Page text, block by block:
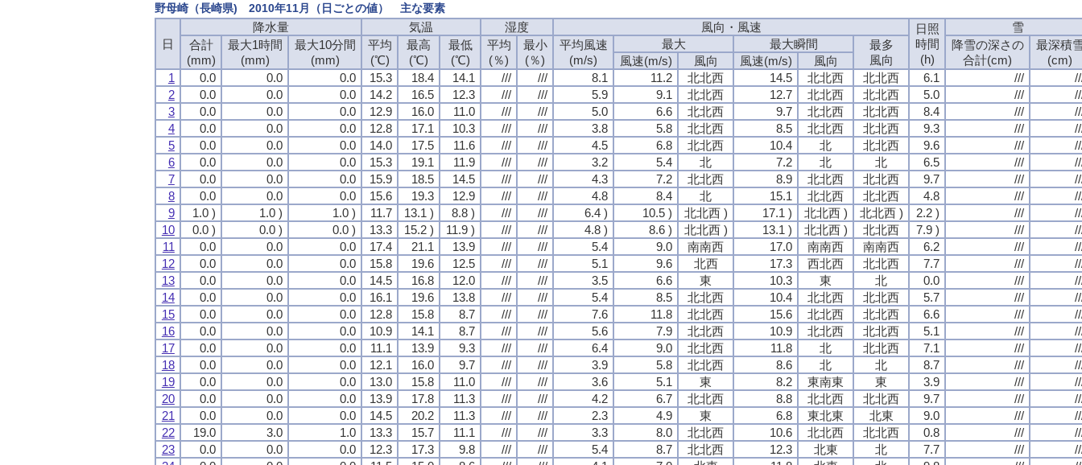
野母崎（長崎県) 2010年11月（日ごとの値） 主な要素
日
降水量 気温 湿度 風向・風速
日照
時間
(h)
雪
合計
(mm)
最大1時間
(mm)
最大10分間
(mm)
平均
(℃)
最高
(℃)
最低
(℃)
平均
(％)
最小
(％)
平均風速
(m/s)
最大 最大瞬間
最多
風向
降雪の深さの
合計(cm)
最深積
(cm)
風速(m/s) 風向 風速(m/s)
風向
1
0.0 0.0 0.0 15.3 18.4 14.1 /// /// 8.1 11.2 北北西 14.5 北北西 北北西 6.1 ///
2
0.0 0.0 0.0 14.2 16.5 12.3 /// /// 5.9 9.1 北北西 12.7 北北西 北北西 5.0 ///
3
0.0 0.0 0.0 12.9 16.0 11.0 /// /// 5.0 6.6 北北西 9.7 北北西 北北西 8.4 ///
4
0.0 0.0 0.0 12.8 17.1 10.3 /// /// 3.8 5.8 北北西 8.5 北北西 北北西 9.3 ///
5
0.0 0.0 0.0 14.0 17.5 11.6 /// /// 4.5 6.8 北北西 10.4 北 北北西 9.6 ///
6
0.0 0.0 0.0 15.3 19.1 11.9 /// /// 3.2 5.4 北 7.2 北 北 6.5 ///
7
0.0 0.0 0.0 15.9 18.5 14.5 /// /// 4.3 7.2 北北西 8.9 北北西 北北西 9.7 ///
8
0.0 0.0 0.0 15.6 19.3 12.9 /// /// 4.8 8.4 北 15.1 北北西 北北西 4.8 ///
9
1.0 ) 1.0 ) 1.0 ) 11.7 13.1 ) 8.8 ) /// /// 6.4 ) 10.5 ) 北北西 ) 17.1 ) 北北西 ) 北北西 ) 2.2 ) ///
10
0.0 ) 0.0 ) 0.0 ) 13.3 15.2 ) 11.9 ) /// /// 4.8 ) 8.6 ) 北北西 ) 13.1 ) 北北西 ) 北北西 7.9 ) ///
11
0.0 0.0 0.0 17.4 21.1 13.9 /// /// 5.4 9.0 南南西 17.0 南南西 南南西 6.2 ///
12
0.0 0.0 0.0 15.8 19.6 12.5 /// /// 5.1 9.6 北西 17.3 西北西 北北西 7.7 ///
13
0.0 0.0 0.0 14.5 16.8 12.0 /// /// 3.5 6.6 東 10.3 東 北 0.0 ///
14
0.0 0.0 0.0 16.1 19.6 13.8 /// /// 5.4 8.5 北北西 10.4 北北西 北北西 5.7 ///
15
0.0 0.0 0.0 12.8 15.8 8.7 /// /// 7.6 11.8 北北西 15.6 北北西 北北西 6.6 ///
16
0.0 0.0 0.0 10.9 14.1 8.7 /// /// 5.6 7.9 北北西 10.9 北北西 北北西 5.1 ///
17
0.0 0.0 0.0 11.1 13.9 9.3 /// /// 6.4 9.0 北北西 11.8 北 北北西 7.1 ///
18
0.0 0.0 0.0 12.1 16.0 9.7 /// /// 3.9 5.8 北北西 8.6 北 北 8.7 ///
19
0.0 0.0 0.0 13.0 15.8 11.0 /// /// 3.6 5.1 東 8.2 東南東 東 3.9 ///
20
0.0 0.0 0.0 13.9 17.8 11.3 /// /// 4.2 6.7 北北西 8.8 北北西 北北西 9.7 ///
21
0.0 0.0 0.0 14.5 20.2 11.3 /// /// 2.3 4.9 東 6.8 東北東 北東 9.0 ///
22
19.0 3.0 1.0 13.3 15.7 11.1 /// /// 3.3 8.0 北北西 10.6 北北西 北北西 0.8 ///
23
0.0 0.0 0.0 12.3 17.3 9.8 /// /// 5.4 8.7 北北西 12.3 北東 北 7.7 ///